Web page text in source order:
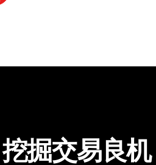
掘交易良机